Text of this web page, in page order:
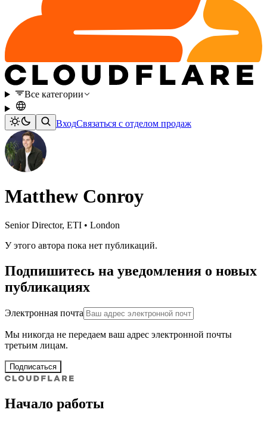
Все категории
ВходСвязаться с отделом продаж
Matthew Conroy
Senior Director, ETI • London
У этого автора пока нет публикаций.
Подпишитесь на уведомления о новых
публикациях
Электронная почта
Мы никогда не передаем ваш адрес электронной почты
третьим лицам.
Подписаться
Начало работы